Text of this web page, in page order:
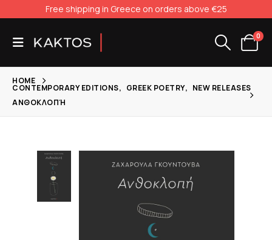
Free shipping in Greece on orders above €25
0
HOME
CONTEMPORARY EDITIONS, GREEK POETRY, NEW RELEASES
ΑΝΘΟΚΛΟΠΉ